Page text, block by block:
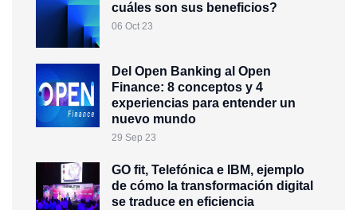
cuáles son sus beneficios?
06 Oct 23
Del Open Banking al Open
Finance: 8 conceptos y 4
experiencias para entender un
nuevo mundo
29 Sep 23
GO fit, Telefónica e IBM, ejemplo
de cómo la transformación digital
se traduce en eficiencia